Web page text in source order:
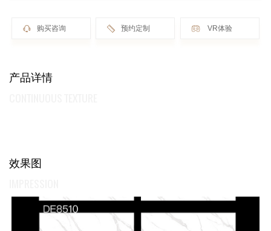
购买咨询 预约定制 VR体验
产品详情
效果图